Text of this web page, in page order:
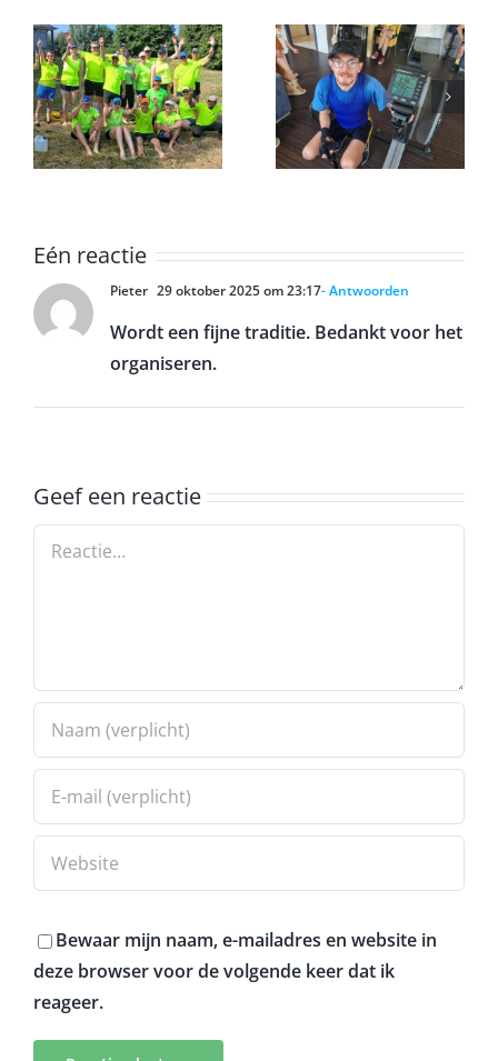
Erwin
voltooid de
marathon op
een
Onderlinge
Eén reactie
Pieter 29 oktober 2025 om 23:17- Antwoorden
Wordt een fijne traditie. Bedankt voor het
organiseren.
Geef een reactie
Reactie
Bewaar mijn naam, e-mailadres en website in
deze browser voor de volgende keer dat ik
reageer.